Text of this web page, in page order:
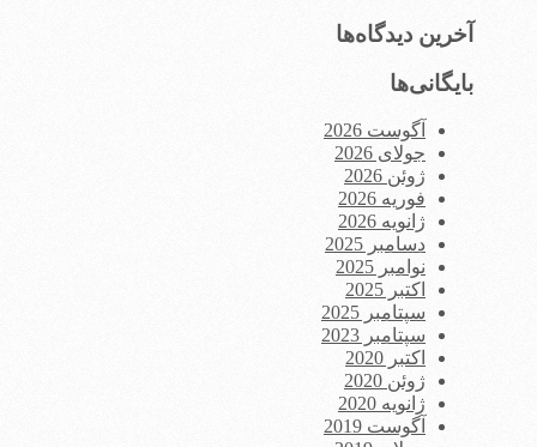
آخرین دیدگاه‌ها
بایگانی‌ها
آگوست 2026
جولای 2026
ژوئن 2026
فوریه 2026
ژانویه 2026
دسامبر 2025
نوامبر 2025
اکتبر 2025
سپتامبر 2025
سپتامبر 2023
اکتبر 2020
ژوئن 2020
ژانویه 2020
آگوست 2019